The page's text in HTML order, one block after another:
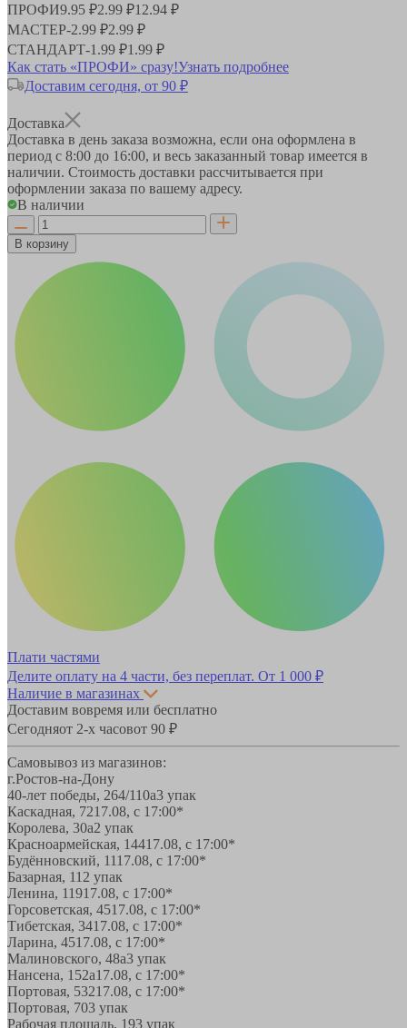
ПРОФИ9.95 ₽2.99 ₽12.94 ₽
МАСТЕР-2.99 ₽2.99 ₽
СТАНДАРТ-1.99 ₽1.99 ₽
Как стать «ПРОФИ» сразу!Узнать подробнее
Доставим сегодня, от 90 ₽
Доставка
Доставка в день заказа возможна, если она оформлена в
период с 8:00 до 16:00, и весь заказанный товар имеется в
наличии. Стоимость доставки рассчитывается при
оформлении заказа по вашему адресу.
В наличии
В корзину
Плати частями
Делите оплату на 4 части, без переплат. От 1 000 ₽
Наличие в магазинах
Доставим вовремя или бесплатно
Сегодняот 2-х часовот 90 ₽
Самовывоз из магазинов:
г.Ростов-на-Дону
40-лет победы, 264/110а3 упак
Каскадная, 7217.08, с 17:00*
Королева, 30а2 упак
Красноармейская, 14417.08, с 17:00*
Будённовский, 1117.08, с 17:00*
Базарная, 11 2 упак
Ленина, 11917.08, с 17:00*
Горсоветская, 4517.08, с 17:00*
Тибетская, 3417.08, с 17:00*
Ларина, 4517.08, с 17:00*
Малиновского, 48а3 упак
Нансена, 152а17.08, с 17:00*
Портовая, 53217.08, с 17:00*
Портовая, 703 упак
Рабочая площадь, 193 упак